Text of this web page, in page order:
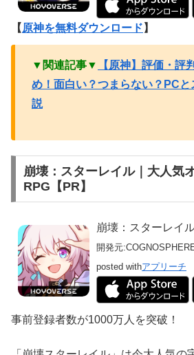
【原神を無料ダウンロード 】
▼関連記事▼
【原神】評価・評
め！面白い？つまらない？PC
説
崩壊：スターレイル｜大人気
RPG【PR】
崩壊：スターレイ
開発元:
posted withアプリーチ
事前登録者数が1000万人を突破！